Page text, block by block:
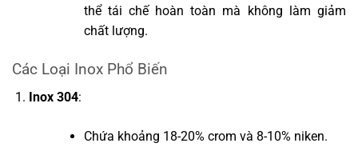
thể tái chế hoàn toàn mà không làm giảm
chất lượng.
Các Loại Inox Phổ Biến
Inox 304:
Chứa khoảng 18-20% crom và 8-10% niken.